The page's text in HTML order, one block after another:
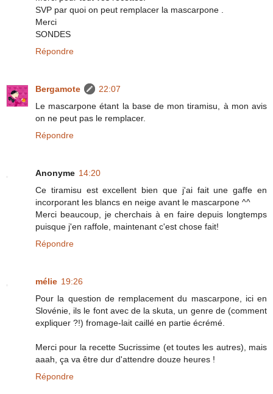
SVP par quoi on peut remplacer la mascarpone .
Merci
SONDES
Répondre
Bergamote
22:07
Le mascarpone étant la base de mon tiramisu, à mon avis
on ne peut pas le remplacer.
Répondre
Anonyme 14:20
Ce tiramisu est excellent bien que j'ai fait une gaffe en
incorporant les blancs en neige avant le mascarpone ^^
Merci beaucoup, je cherchais à en faire depuis longtemps
puisque j'en raffole, maintenant c'est chose fait!
Répondre
mélie 19:26
Pour la question de remplacement du mascarpone, ici en
Slovénie, ils le font avec de la skuta, un genre de (comment
expliquer ?!) fromage-lait caillé en partie écrémé.
Merci pour la recette Sucrissime (et toutes les autres), mais
aaah, ça va être dur d'attendre douze heures !
Répondre